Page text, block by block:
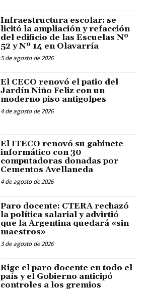
Infraestructura escolar: se
licitó la ampliación y refacción
del edificio de las Escuelas Nº
52 y Nº 14 en Olavarría
5 de agosto de 2026
El CECO renovó el patio del
Jardín Niño Feliz con un
moderno piso antigolpes
4 de agosto de 2026
El ITECO renovó su gabinete
informático con 30
computadoras donadas por
Cementos Avellaneda
4 de agosto de 2026
Paro docente: CTERA rechazó
la política salarial y advirtió
que la Argentina quedará «sin
maestros»
3 de agosto de 2026
Rige el paro docente en todo el
país y el Gobierno anticipó
controles a los gremios